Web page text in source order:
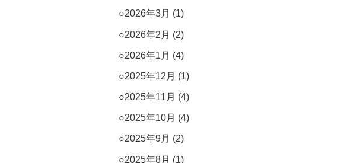
2026年3月 (1)
2026年2月 (2)
2026年1月 (4)
2025年12月 (1)
2025年11月 (4)
2025年10月 (4)
2025年9月 (2)
2025年8月 (1)